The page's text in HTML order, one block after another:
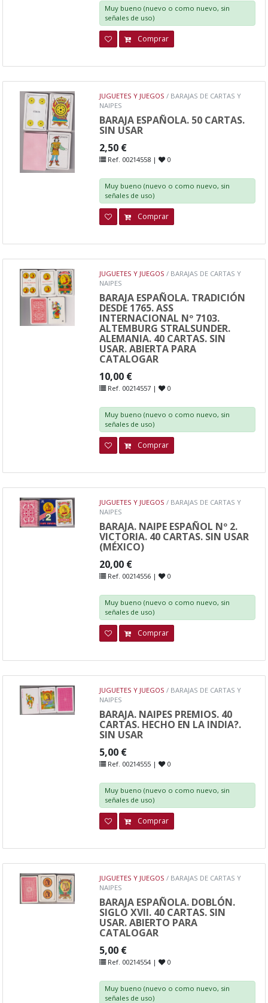
Muy bueno (nuevo o como nuevo, sin
señales de uso)
Comprar
JUGUETES Y JUEGOS / BARAJAS DE CARTAS Y
NAIPES
BARAJA ESPAÑOLA. 50 CARTAS.
SIN USAR
2,50 €
Ref. 00214558 | 0
Muy bueno (nuevo o como nuevo, sin
señales de uso)
Comprar
JUGUETES Y JUEGOS / BARAJAS DE CARTAS Y
NAIPES
BARAJA ESPAÑOLA. TRADICIÓN
DESDE 1765. ASS
INTERNACIONAL Nº 7103.
ALTEMBURG STRALSUNDER.
ALEMANIA. 40 CARTAS. SIN
USAR. ABIERTA PARA
CATALOGAR
10,00 €
Ref. 00214557 | 0
Muy bueno (nuevo o como nuevo, sin
señales de uso)
Comprar
JUGUETES Y JUEGOS / BARAJAS DE CARTAS Y
NAIPES
BARAJA. NAIPE ESPAÑOL Nº 2.
VICTORIA. 40 CARTAS. SIN USAR
(MÉXICO)
20,00 €
Ref. 00214556 | 0
Muy bueno (nuevo o como nuevo, sin
señales de uso)
Comprar
JUGUETES Y JUEGOS / BARAJAS DE CARTAS Y
NAIPES
BARAJA. NAIPES PREMIOS. 40
CARTAS. HECHO EN LA INDIA?.
SIN USAR
5,00 €
Ref. 00214555 | 0
Muy bueno (nuevo o como nuevo, sin
señales de uso)
Comprar
JUGUETES Y JUEGOS / BARAJAS DE CARTAS Y
NAIPES
BARAJA ESPAÑOLA. DOBLÓN.
SIGLO XVII. 40 CARTAS. SIN
USAR. ABIERTO PARA
CATALOGAR
5,00 €
Ref. 00214554 | 0
Muy bueno (nuevo o como nuevo, sin
señales de uso)